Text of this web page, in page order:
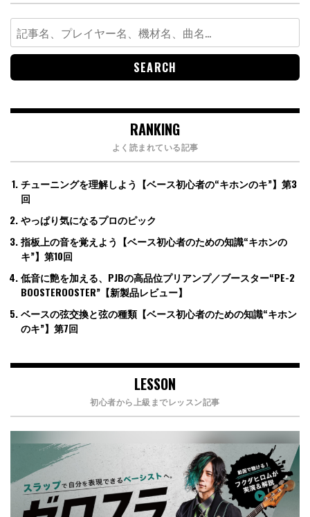
Search
for:
RANKING
よく読まれている記事
チューニングを理解しよう【ベース初心者の“キホンのキ”】第3
回
やっぱり気になるプロのピック
指板上の音を覚えよう【ベース初心者のための知識“キホンの
キ”】第10回
低音に艶を加える、PJBの高品位プリアンプ／ブースター“PE-2
BOOSTEROOSTER”【新製品レビュー】
ベースの弦交換と弦の種類【ベース初心者のための知識“キホン
のキ”】第7回
LESSON
初心者から上級までレッスン記事